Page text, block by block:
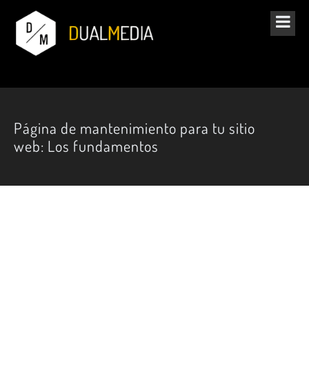
Página de mantenimiento para tu sitio
web: Los fundamentos